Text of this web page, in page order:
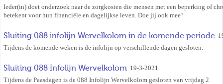
Ieder(in) doet onderzoek naar de zorgkosten die mensen met een beperking of
betekent voor hun financiële en dagelijkse leven. Doe jij ook mee?
Sluiting 088 infolijn Wervelkolom in de komende periode
Tijdens de komende weken is de infolijn op verschillende dagen gesloten.
Sluiting 088 Infolijn Wervelkolom 19-3-2021
Tijdens de Paasdagen is de 088 Infolijn Wervelkolom gesloten van vrijdag 2